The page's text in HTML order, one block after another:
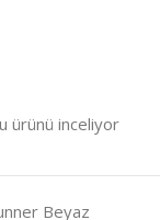
ürünü inceliyor
Beyaz